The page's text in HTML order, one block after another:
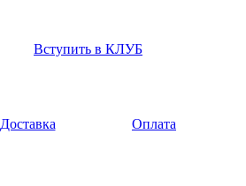
Вступить в КЛУБ
Доставка Оплата